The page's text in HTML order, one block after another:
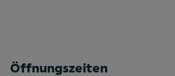
Öffnungszeiten